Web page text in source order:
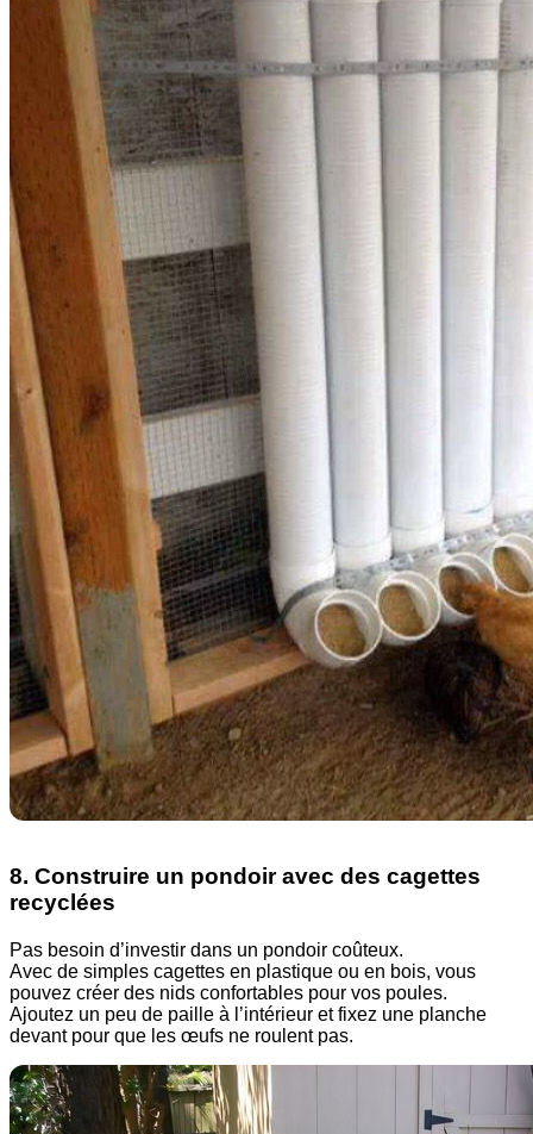
8. Construire un pondoir avec des cagettes
recyclées
Pas besoin d’investir dans un pondoir coûteux.
Avec de simples cagettes en plastique ou en bois, vous
pouvez créer des nids confortables pour vos poules.
Ajoutez un peu de paille à l’intérieur et fixez une planche
devant pour que les œufs ne roulent pas.